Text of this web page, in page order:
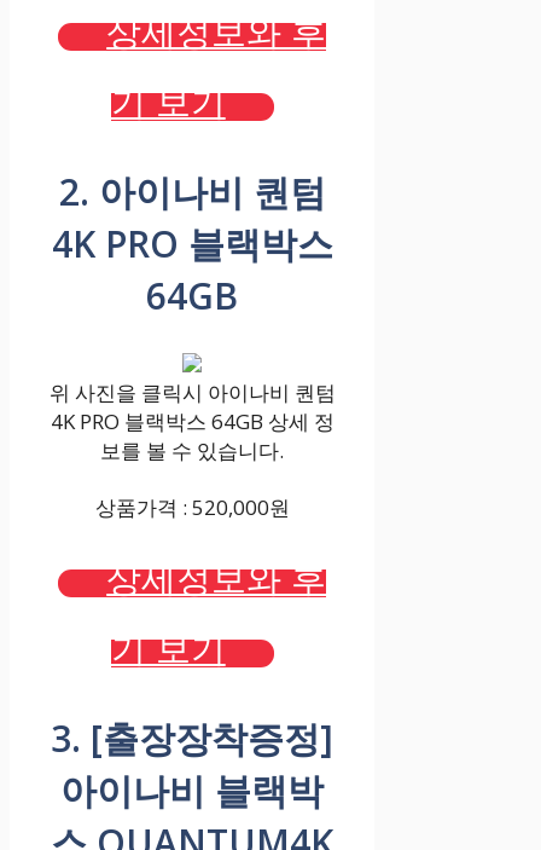
상세정보와 후
기 보기
2. 아이나비 퀀텀
4K PRO 블랙박스
64GB
위 사진을 클릭시 아이나비 퀀텀
4K PRO 블랙박스 64GB 상세 정
보를 볼 수 있습니다.
상품가격 : 520,000원
상세정보와 후
기 보기
3. [출장장착증정]
아이나비 블랙박